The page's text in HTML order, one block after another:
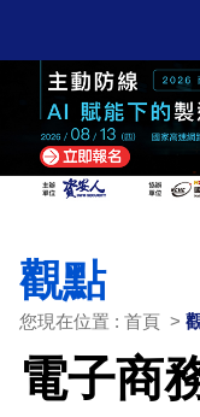
觀點
您現在位置 : 首頁 >
電子商